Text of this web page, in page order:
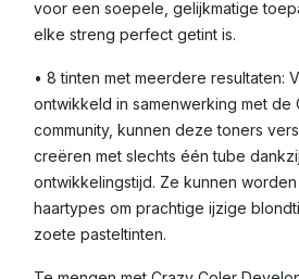
voor een soepele, gelijkmatige
elke streng perfect getint is.
• 8 tinten met meerdere resultaten:
ontwikkeld in samenwerking met de
community, kunnen deze toners
creëren met slechts één tube
ontwikkelingstijd. Ze kunnen
haartypes om prachtige ijzige
zoete pasteltinten.